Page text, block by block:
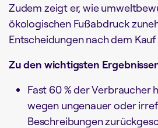
Zudem zeigt er, wie
ökologischen Fußabdruck
Entscheidungen nach dem
Zu den wichtigsten
Fast 60 % der Verbraucher
wegen ungenauer oder
Beschreibungen